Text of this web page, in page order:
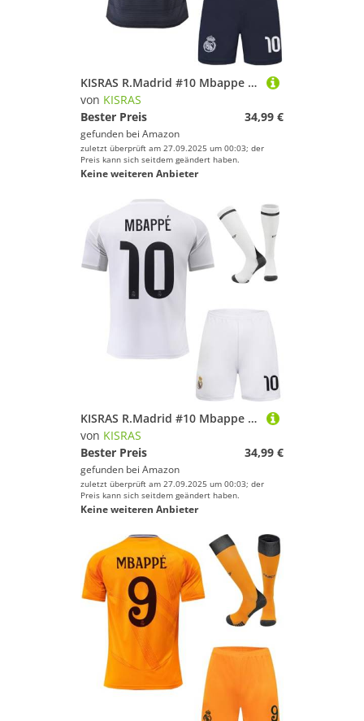
KISRAS R.Madrid #10 Mbappe 2025/2026 Auswärtstrikot Shorts und Socken Kinder und Jugend Größe (Blau,20)
von KISRAS
Bester Preis
34,99 €
gefunden bei Amazon
zuletzt überprüft am 27.09.2025 um 00:03; der
Preis kann sich seitdem geändert haben.
Keine weiteren Anbieter
KISRAS R.Madrid #10 Mbappe 2025/2026 Heim Trikot Shorts und Socken Kinder und Jugend Größe (Weiß,30)
von KISRAS
Bester Preis
34,99 €
gefunden bei Amazon
zuletzt überprüft am 27.09.2025 um 00:03; der
Preis kann sich seitdem geändert haben.
Keine weiteren Anbieter